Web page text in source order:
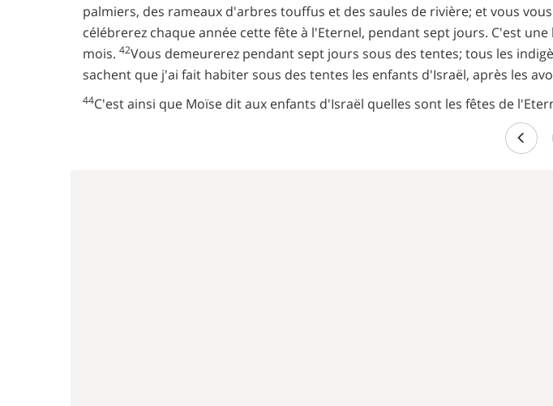
palmiers, des rameaux d'arbres touffus et des saules de rivière; et vous
célébrerez chaque année cette fête à l'Eternel, pendant sept jours. C'est
mois. 42Vous demeurerez pendant sept jours sous des tentes; tous les
sachent que j'ai fait habiter sous des tentes les enfants d'Israël, après les
44C'est ainsi que Moïse dit aux enfants d'Israël quelles sont les fêtes de